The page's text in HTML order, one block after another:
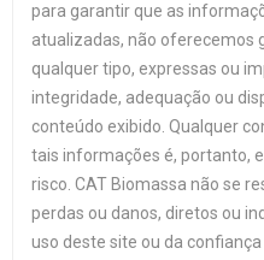
para garantir que as
atualizadas, não oferecemos
qualquer tipo, expressas ou
integridade, adequação ou
conteúdo exibido. Qualquer
tais informações é, portanto,
risco. CAT Biomassa não se
perdas ou danos, diretos ou
uso deste site ou da